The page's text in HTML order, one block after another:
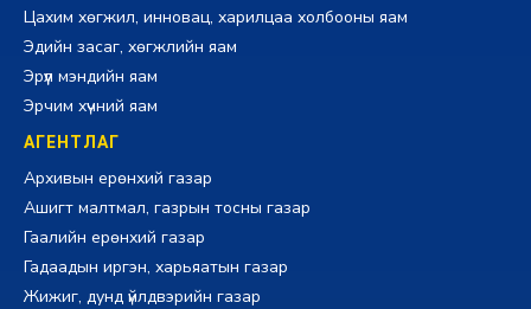
Цахим хөгжил, инновац, харилцаа холбооны яам
Эдийн засаг, хөгжлийн яам
Эрүүл мэндийн яам
Эрчим хүчний яам
АГЕНТЛАГ
Архивын ерөнхий газар
Ашигт малтмал, газрын тосны газар
Гаалийн ерөнхий газар
Гадаадын иргэн, харьяатын газар
Жижиг, дунд үйлдвэрийн газар